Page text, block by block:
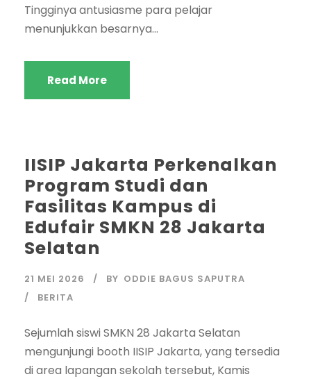
Tingginya antusiasme para pelajar
menunjukkan besarnya...
Read More
IISIP Jakarta Perkenalkan
Program Studi dan
Fasilitas Kampus di
Edufair SMKN 28 Jakarta
Selatan
21 MEI 2026 BY ODDIE BAGUS SAPUTRA
BERITA
Sejumlah siswi SMKN 28 Jakarta Selatan
mengunjungi booth IISIP Jakarta, yang tersedia
di area lapangan sekolah tersebut, Kamis